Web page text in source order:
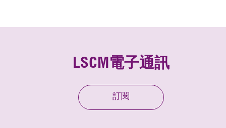
LSCM電子通訊
訂閱